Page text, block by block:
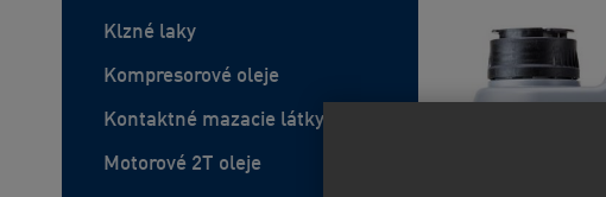
Klzné laky
Kompresorové oleje
Kontaktné mazacie látky
Motorové 2T oleje